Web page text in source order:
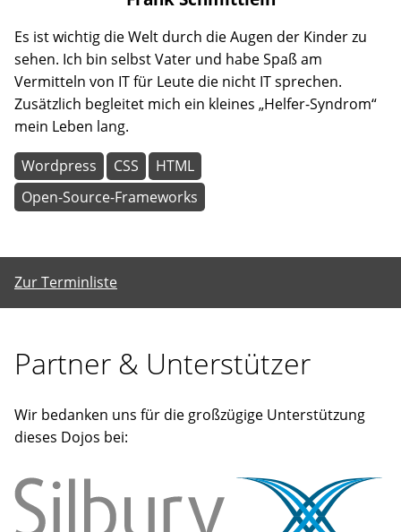
Es ist wichtig die Welt durch die Augen der Kinder zu
sehen. Ich bin selbst Vater und habe Spaß am
Vermitteln von IT für Leute die nicht IT sprechen.
Zusätzlich begleitet mich ein kleines „Helfer-Syndrom“
mein Leben lang.
Wordpress CSS
HTML
Open-Source-Frameworks
Zur Terminliste
Partner & Unterstützer
Wir bedanken uns für die großzügige Unterstützung
dieses Dojos bei: